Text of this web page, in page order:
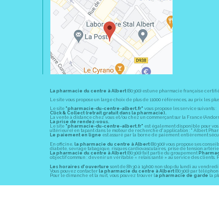
La pharmacie du centre à Albert(80300) est une pharmacie française
Le site vous propose un large choix de plus de 11000 références, au prix les
Le site "pharmacie-du-centre-albert.fr" vous propose les service suivants :
Click & Collect (retrait gratuit dans la pharmacie).
La vente à distance chez vous et/ou chez un commerçant sur la France
La prise de rendez-vous.
Le site "pharmacie-du-centre-albert.fr" est également disponible pour vos
ultérieure) en tapant dans le moteur de recherche d' application : " Albert
Le paiement en ligne est assuré par la borne de paiement entièrement
En officine, la pharmacie du centre à Albert(80300) vous propose ses
diabète, sevrage tabagique, risques cardiovasculaires, prise de tension
La pharmacie du centre à Albert(80300) fait partie du groupement
objectif commun : devenir un véritable « relais santé » au service des clients.
Les horaires d'ouverture sont de 8h30 à 19h00 non stop du lundi au
Vous pouvez contacter la pharmacie du centre à Albert(80300) par
Pour le dimanche et la nuit, vous pouvez trouver la pharmacie de garde la